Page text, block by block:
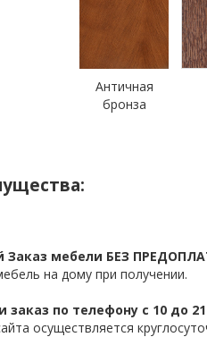
Античная
бронза
Заказ мебели БЕЗ
на дому при получении.
заказ по телефону с 10 до
осуществляется